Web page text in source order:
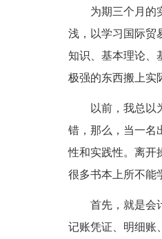
为期三个月的实
浅，以学习国际贸
知识、基本理论、
极强的东西搬上实
以前，我总以为
错，那么，当一名
性和实践性。离开
很多书本上所不能
首先，就是会计
记账凭证、明细账